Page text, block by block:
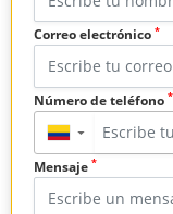
Correo electrónico *
Número de teléfono *
▼
Mensaje *